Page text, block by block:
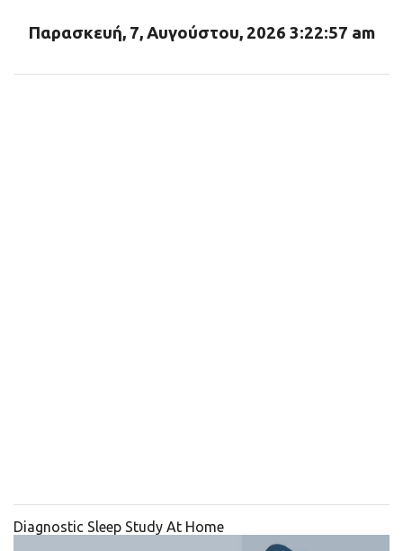
Παρασκευή, 7, Αυγούστου, 2026 3:22:58 am
Diagnostic Sleep Study At Home